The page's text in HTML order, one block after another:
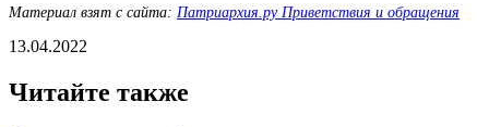
Материал взят с сайта: Патриархия.ру Приветствия и обращения
13.04.2022
Читайте также